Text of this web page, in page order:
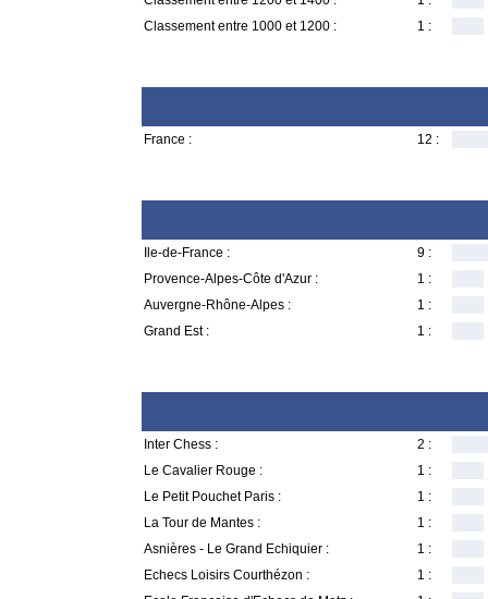
Classement entre 1000 et 1200 :
1 :
France : 12 :
Ile-de-France :
9 :
Provence-Alpes-Côte d'Azur :
1 :
Auvergne-Rhône-Alpes :
1 :
Grand Est :
1 :
Inter Chess :
2 :
Le Cavalier Rouge :
1 :
Le Petit Pouchet Paris :
1 :
La Tour de Mantes :
1 :
Asnières - Le Grand Echiquier :
1 :
Echecs Loisirs Courthézon :
1 :